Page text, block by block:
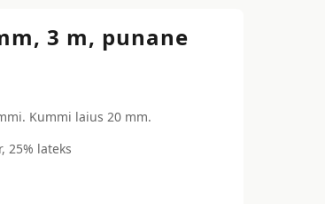
3 m, punane
Kummi laius 20 mm.
25% lateks